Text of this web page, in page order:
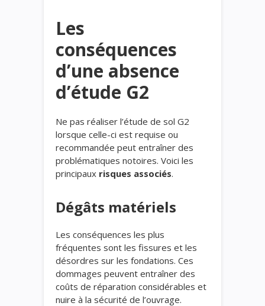
Les
conséquences
d’une absence
d’étude G2
Ne pas réaliser l’étude de sol G2
lorsque celle-ci est requise ou
recommandée peut entraîner des
problématiques notoires. Voici les
principaux risques associés.
Dégâts matériels
Les conséquences les plus
fréquentes sont les fissures et les
désordres sur les fondations. Ces
dommages peuvent entraîner des
coûts de réparation considérables et
nuire à la sécurité de l’ouvrage.